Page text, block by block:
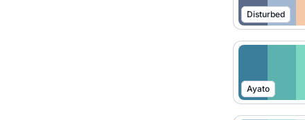
Disturbed
Ayato